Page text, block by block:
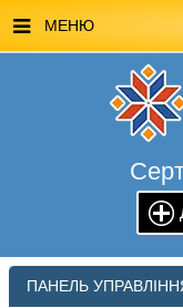
МЕНЮ
МАГАЗИН
СТЕНДИ
РЕКЛАМА НА
КОНТАКТИ
ПАНЕЛЬ